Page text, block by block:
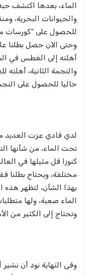
الماء، بعدها اكتشف حبه
والحيوانات البحرية،
للحصول على “كورسات
وحتى الآن حصل بطلنا
أهلته إلى الغطس في
والنجمة الثانية،
حاليا للحصول على
لدي فادي عزت العديد
تحت الماء، من شأنها
كنوزا قل مثيلها في
مختلفة، ويحتاج بطلنا
بهذا الشآن، لتظهر هذه
الماء صعبة، ولها
وتحتاج إلى الكثير من
وفى النهاية نود أن